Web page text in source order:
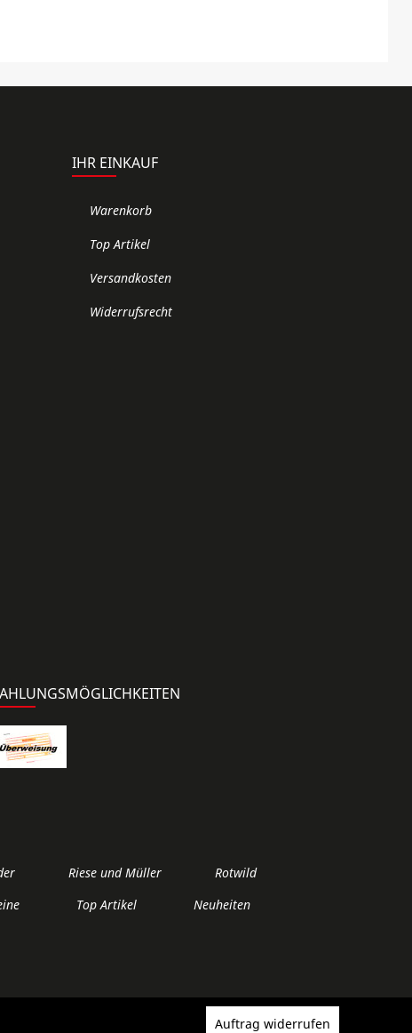
IHR EINKAUF
Warenkorb
Top Artikel
Versandkosten
Widerrufsrecht
Riese und Müller
Rotwild
Top Artikel
Neuheiten
Auftrag widerrufen